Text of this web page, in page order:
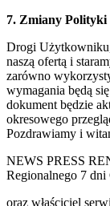
7. Zmiany Polityki
Drogi
naszą ofertą i
zarówno
wymagania będą
dokument będzie
okresowego
Pozdrawiamy i
NEWS PRESS
Regionalnego 7 dni
oraz właściciel